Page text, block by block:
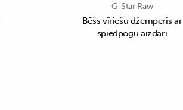
G-Star Raw
Bēšs vīriešu džemperis ar
spiedpogu aizdari